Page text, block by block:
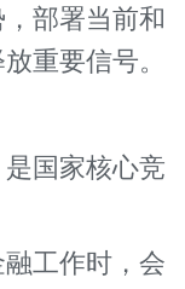
部署当前和
重要信号。
国家核心竞
工作时，会